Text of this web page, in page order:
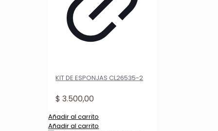
KIT DE ESPONJAS CL26535-2
$ 3.500,00
Añadir al carrito
Añadir al carrito